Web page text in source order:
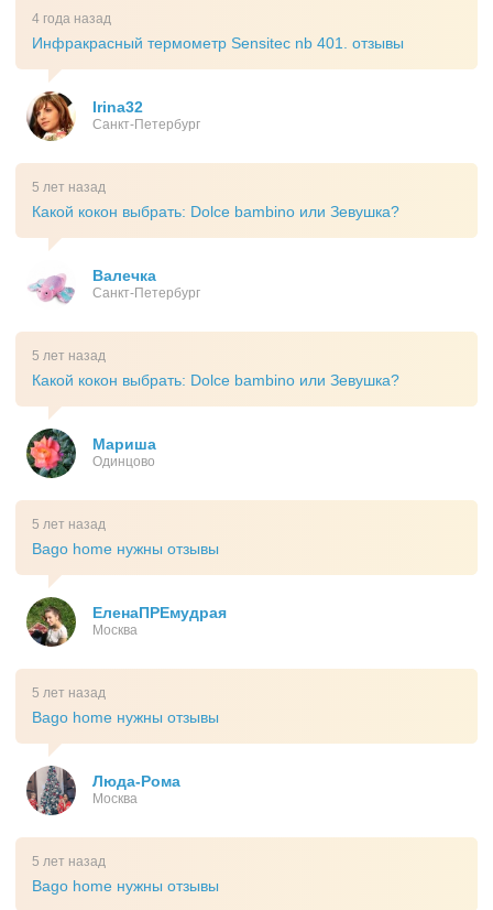
4 года назад
Инфракрасный термометр Sensitec nb 401. отзывы
Irina32
Санкт-Петербург
5 лет назад
Какой кокон выбрать: Dolce bambino или Зевушка?
Валечка
Санкт-Петербург
5 лет назад
Какой кокон выбрать: Dolce bambino или Зевушка?
Мариша
Одинцово
5 лет назад
Bago home нужны отзывы
ЕленаПРЕмудрая
Москва
5 лет назад
Bago home нужны отзывы
Люда-Рома
Москва
5 лет назад
Bago home нужны отзывы